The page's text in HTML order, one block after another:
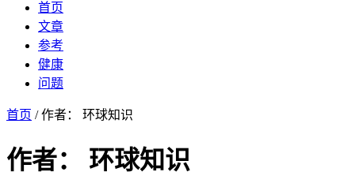
首页
文章
参考
健康
问题
首页 / 作者： 环球知识
作者： 环球知识